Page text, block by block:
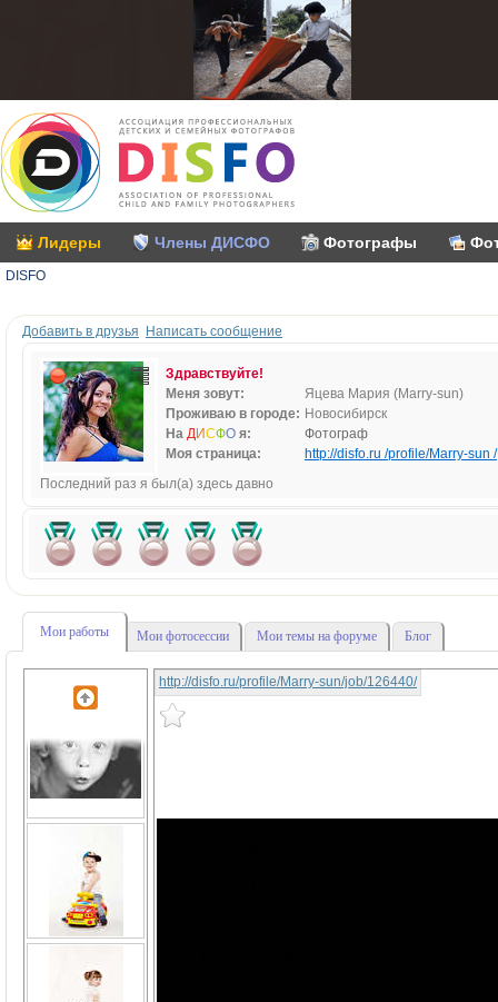
Лидеры Члены ДИСФО Фотографы
DISFO
Добавить в друзья Написать сообщение
Здравствуйте!
Меня зовут:
Яцева Мария (Marry-sun)
Проживаю в городе: Новосибирск
На ДИСФО я:
Фотограф
Моя страница:
http://disfo.ru /profile/Marry-sun /
Последний раз я был(а) здесь давно
Мои работы Мои фотосессии Мои темы на форуме Блог
http://disfo.ru/profile/Marry-sun/job/126440/